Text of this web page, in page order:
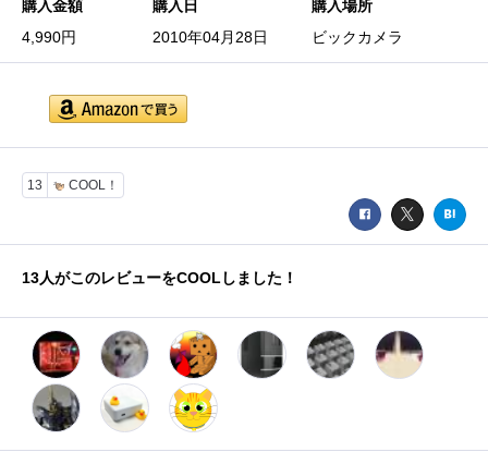
購入金額
4,990円
購入日
2010年04月28日
購入場所
ビックカメラ
13 COOL！
13人がこのレビューをCOOLしました！